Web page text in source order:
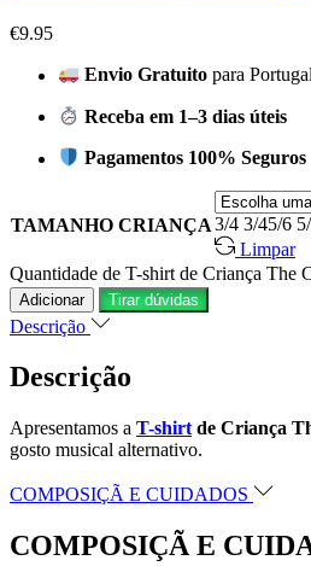
€9.95
Envio Gratuito para
Receba em 1–3 dias úteis
Pagamentos 100% Seguros
TAMANHO CRIANÇA3/4 3/45/6
Limpar
Quantidade de T-shirt de Criança The
Adicionar Tirar dúvidas
Descrição
Descrição
Apresentamos a T-shirt de Criança
gosto musical alternativo.
COMPOSIÇÃ E CUIDADOS
COMPOSIÇÃ E